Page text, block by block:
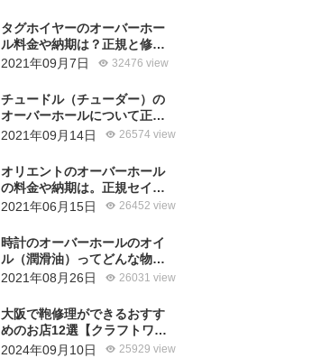
タグホイヤーのオーバーホー
ル料金や納期は？正規と修理
専門店の比較、どちらがおす
2021年09月7日 32476 view
チュードル（チューダー）の
オーバーホールについて正規
サービスと腕時計修理専門店
どっち？
2021年09月14日 26574 view
オリエントのオーバーホール
の料金や納期は。正規セイコ
ーエプソンと修理専門店の比
2021年06月15日 26452 view
時計のオーバーホールのオイ
ル（潤滑油）ってどんな物を
使ってるの？
2021年08月26日 26031 view
大阪で鞄修理ができるおすす
めのお店12選【クラフトワー
カーズ調査・2026年8月】
2024年09月10日 25929 view